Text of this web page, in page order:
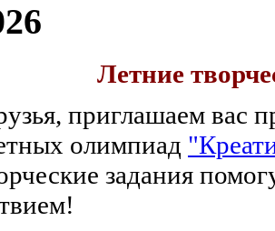
Летние
приглашаем вас
олимпиад
задания